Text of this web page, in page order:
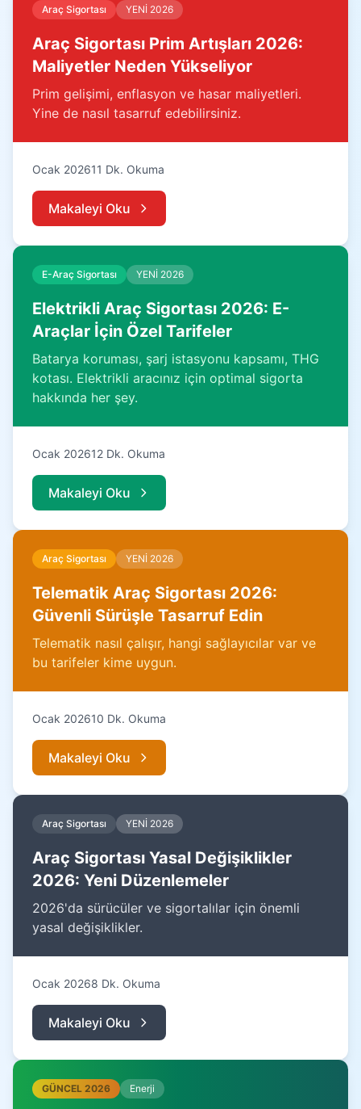
Araç Sigortası YENİ 2026
Araç Sigortası Prim Artışları 2026:
Maliyetler Neden Yükseliyor
Prim gelişimi, enflasyon ve hasar maliyetleri.
Yine de nasıl tasarruf edebilirsiniz.
Ocak 202611 Dk. Okuma
Makaleyi Oku
E-Araç Sigortası YENİ 2026
Elektrikli Araç Sigortası 2026: E-
Araçlar İçin Özel Tarifeler
Batarya koruması, şarj istasyonu kapsamı, THG
kotası. Elektrikli aracınız için optimal sigorta
hakkında her şey.
Ocak 202612 Dk. Okuma
Makaleyi Oku
Araç Sigortası YENİ 2026
Telematik Araç Sigortası 2026:
Güvenli Sürüşle Tasarruf Edin
Telematik nasıl çalışır, hangi sağlayıcılar var ve
bu tarifeler kime uygun.
Ocak 202610 Dk. Okuma
Makaleyi Oku
Araç Sigortası YENİ 2026
Araç Sigortası Yasal Değişiklikler
2026: Yeni Düzenlemeler
2026'da sürücüler ve sigortalılar için önemli
yasal değişiklikler.
Ocak 20268 Dk. Okuma
Makaleyi Oku
GÜNCEL 2026 Enerji